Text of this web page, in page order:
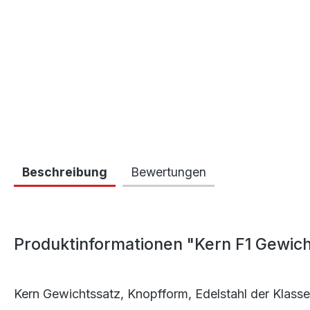
Beschreibung Bewertungen
Produktinformationen "Kern F1
Kern Gewichtssatz, Knopfform, Edelstahl der Klasse